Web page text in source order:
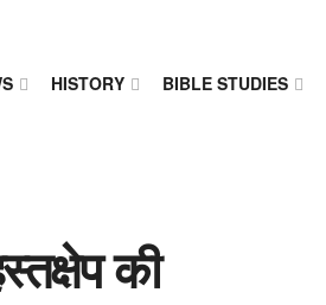
HISTORY BIBLE STUDIES
की